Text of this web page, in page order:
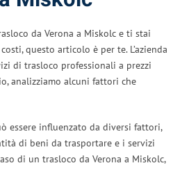
da Verona a Miskolc e ti stai
questo articolo è per te. L’azienda
di trasloco professionali a prezzi
analizziamo alcuni fattori che
essere influenzato da diversi fattori,
di beni da trasportare e i servizi
di un trasloco da Verona a Miskolc,